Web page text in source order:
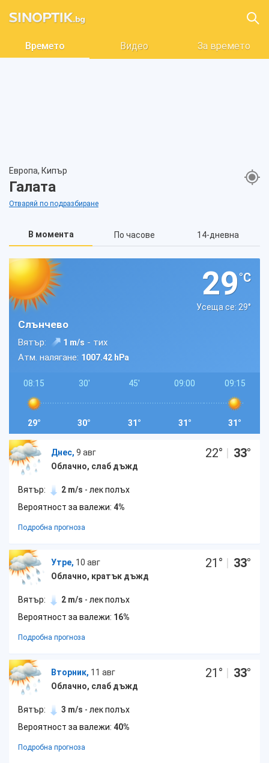
Времето Видео За времето
Европа, Кипър
Галата
Отваряй по подразбиране
В момента По часове 14-дневна
29°C
Усеща се: 29°
Слънчево
Вятър: 1 m/s - тих
Атм. налягане: 1007.42 hPa
08:15
29°
30'
30°
45'
31°
09:00
31°
09:15
31°
Днес, 9 авг
Облачно, слаб дъжд
22° | 33°
Вятър: 2 m/s - лек полъх
Вероятност за валежи: 4%
Подробна прогноза
Утре, 10 авг
Облачно, кратък дъжд
21 ° | 33°
Вятър: 2 m/s - лек полъх
Вероятност за валежи: 16%
Подробна прогноза
Вторник, 11 авг
Облачно, слаб дъжд
21 ° | 33°
Вятър: 3 m/s - лек полъх
Вероятност за валежи: 40%
Подробна прогноза